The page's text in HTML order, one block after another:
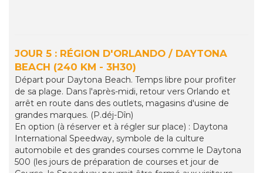
JOUR 5 : RÉGION D'ORLANDO / DAYTONA
BEACH (240 KM - 3H30)
Départ pour Daytona Beach. Temps libre pour profiter
de sa plage. Dans l'après-midi, retour vers Orlando et
arrêt en route dans des outlets, magasins d'usine de
grandes marques. (P.déj-Dîn)
En option (à réserver et à régler sur place) : Daytona
International Speedway, symbole de la culture
automobile et des grandes courses comme le Daytona
500 (les jours de préparation de courses et jour de